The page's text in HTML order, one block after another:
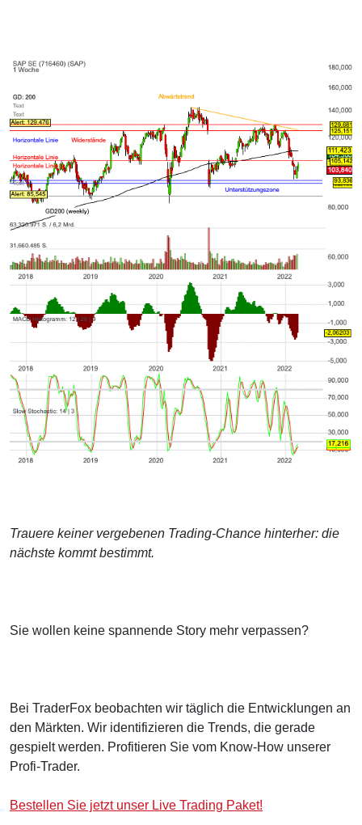
Trauere keiner vergebenen Trading-Chance hinterher: die
nächste kommt bestimmt.
Sie wollen keine spannende Story mehr verpassen?
Bei TraderFox beobachten wir täglich die Entwicklungen an
den Märkten. Wir identifizieren die Trends, die gerade
gespielt werden. Profitieren Sie vom Know-How unserer
Profi-Trader.
Bestellen Sie jetzt unser Live Trading Paket!